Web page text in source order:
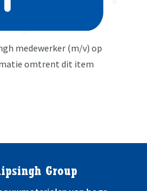
medewerker (m/v) op
omtrent dit item
Group